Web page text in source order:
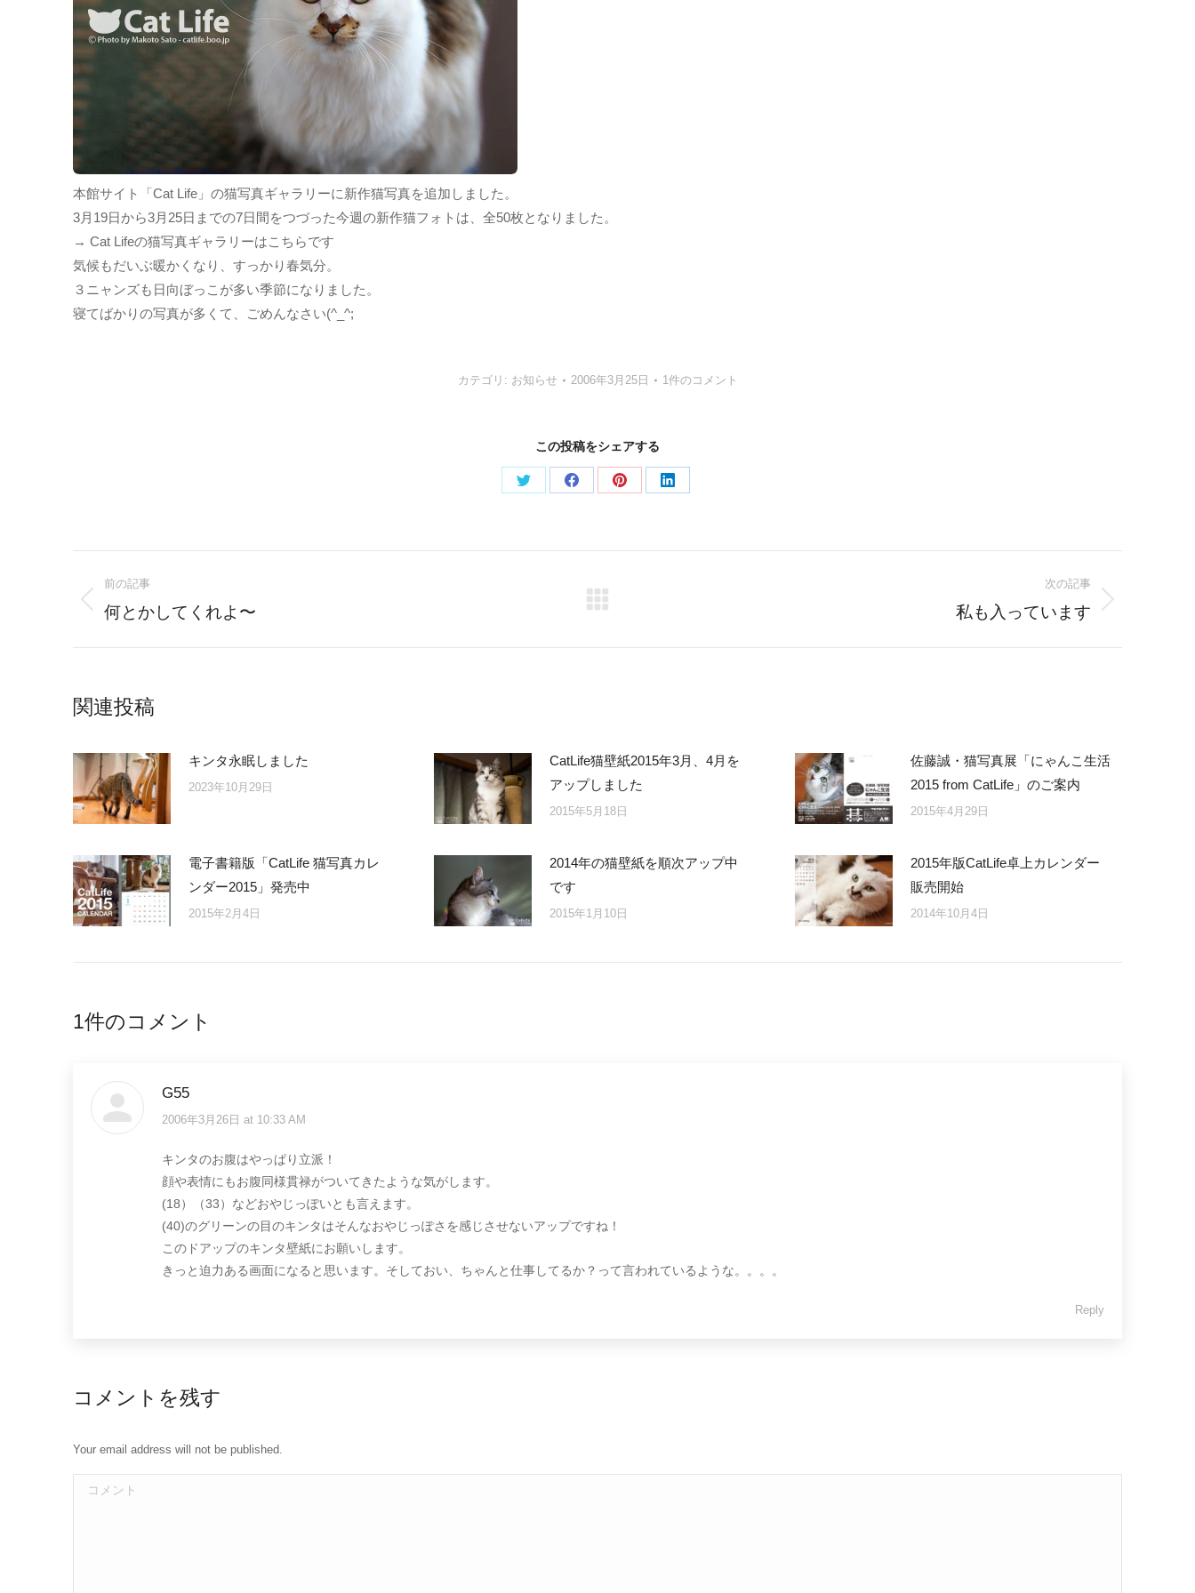
本館サイト「Cat Life」の猫写真ギャラリーに新作猫写真を追加しました。
3月19日から3月25日までの7日間をつづった今週の新作猫フォトは、全50枚となりました。
→ Cat Lifeの猫写真ギャラリーはこちらです
気候もだいぶ暖かくなり、すっかり春気分。
３ニャンズも日向ぼっこが多い季節になりました。
寝てばかりの写真が多くて、ごめんなさい(^_^;
カテゴリ: お知らせ 2006年3月25日 1件のコメント
この投稿をシェアする
Share
Share
Share
Share
navigation
前の記事
Previous
何とかしてくれよ〜
次の記事
私も入っています
関連投稿
キンタ永眠しました
2023年10月29日
CatLife猫壁紙2015年3月、4月を
アップしました
2015年5月18日
佐藤誠・猫写真展「にゃんこ生活
2015 from CatLife」のご案内
2015年4月29日
電子書籍版「CatLife 猫写真カレ
ンダー2015」発売中
2015年2月4日
2014年の猫壁紙を順次アップ中
です
2015年1月10日
2015年版CatLife卓上カレンダー
販売開始
2014年10月4日
1件のコメント
G55
says:
2006年3月26日 at 10:33 AM
キンタのお腹はやっぱり立派！
顔や表情にもお腹同様貫禄がついてきたような気がします。
(18）（33）などおやじっぽいとも言えます。
(40)のグリーンの目のキンタはそんなおやじっぽさを感じさせないアップですね！
このドアップのキンタ壁紙にお願いします。
きっと迫力ある画面になると思います。そしておい、ちゃんと仕事してるか？って言われているような。。。。
Reply
コメントを残す
Your email address will not be published.
コメント